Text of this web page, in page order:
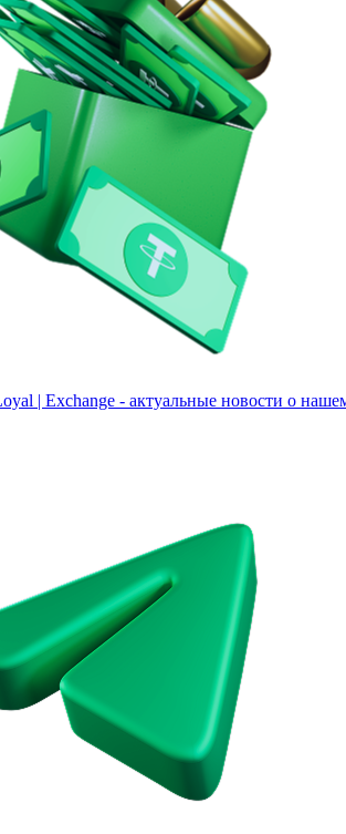
| Exchange - актуальные новости о